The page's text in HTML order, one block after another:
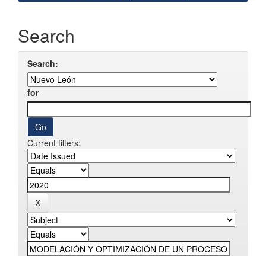
Search
Search:
for
Current filters: